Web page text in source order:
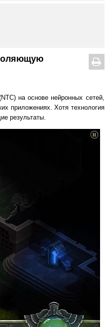
на основе нейронных сетей,
приложениях. Хотя технология
результаты.